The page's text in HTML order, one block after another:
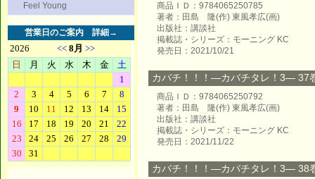
Feel Young
営業日のご案内 詳細→
商品ＩＤ：9784065250785
著者：田島 隆(作) 東風孝広(画)
出版社：講談社
掲載誌・シリーズ：モーニング KC
発売日：2021/10/21
カバチ！！！―カバチタレ！3― 37
商品ＩＤ：9784065250792
著者：田島 隆(作) 東風孝広(画)
出版社：講談社
掲載誌・シリーズ：モーニング KC
発売日：2021/11/22
カバチ！！！―カバチタレ！3― 38